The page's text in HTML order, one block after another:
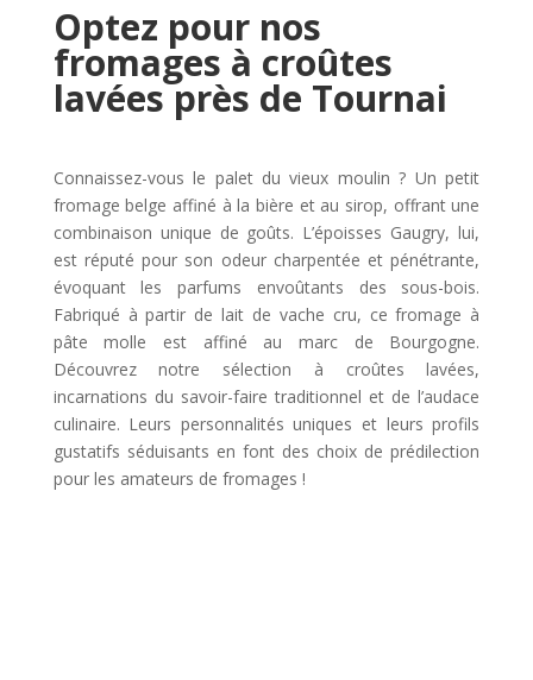
Optez pour nos
fromages à croûtes
lavées près de Tournai
Connaissez-vous le palet du vieux moulin ? Un petit
fromage belge affiné à la bière et au sirop, offrant une
combinaison unique de goûts. L’époisses Gaugry, lui,
est réputé pour son odeur charpentée et pénétrante,
évoquant les parfums envoûtants des sous-bois.
Fabriqué à partir de lait de vache cru, ce fromage à
pâte molle est affiné au marc de Bourgogne.
Découvrez notre sélection à croûtes lavées,
incarnations du savoir-faire traditionnel et de l’audace
culinaire. Leurs personnalités uniques et leurs profils
gustatifs séduisants en font des choix de prédilection
pour les amateurs de fromages !